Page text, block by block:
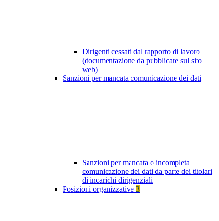
Dirigenti cessati dal rapporto di lavoro
(documentazione da pubblicare sul sito
web)
Sanzioni per mancata comunicazione dei dati
Sanzioni per mancata o incompleta
comunicazione dei dati da parte dei titolari
di incarichi dirigenziali
Posizioni organizzative 3